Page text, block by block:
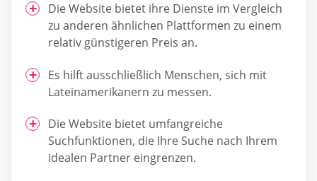
Die Website bietet ihre Dienste im Vergleich
zu anderen ähnlichen Plattformen zu einem
relativ günstigeren Preis an.
Es hilft ausschließlich Menschen, sich mit
Lateinamerikanern zu messen.
Die Website bietet umfangreiche
Suchfunktionen, die Ihre Suche nach Ihrem
idealen Partner eingrenzen.